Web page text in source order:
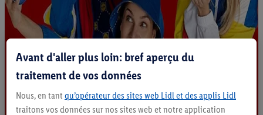
Avant d'aller plus loin: bref aperçu du
traitement de vos données
Nous, en tant qu’opérateur des sites web Lidl et des applis Lidl
traitons vos données sur nos sites web et notre application